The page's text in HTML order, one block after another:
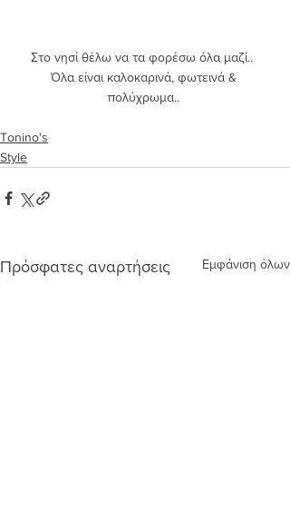
Στο νησί θέλω να τα φορέσω όλα μαζί..
Όλα είναι καλοκαρινά, φωτεινά &
πολύχρωμα..
Tonino's
Style
Πρόσφατες αναρτήσεις Εμφάνιση όλων